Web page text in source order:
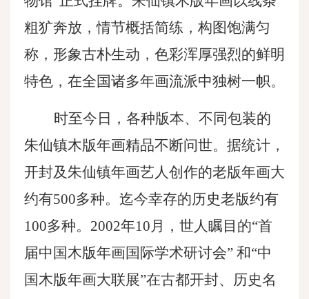
粗犷奔放，情节概括简练，构图饱满匀
称，形象古朴生动，色彩浑厚强烈的鲜明
特色，在全国诸多年画流派中独树一帜。
时至今日，各种版本、不同包装的
朱仙镇木版年画精品不断问世。据统计，
开封及朱仙镇年画艺人创作的老版年画大
约有500多种。迄今幸存的历史老版约有
100多种。2002年10月，世人瞩目的“首
届中国木版年画国际学术研讨会” 和“中
国木版年画大联展”在古都开封、历史名